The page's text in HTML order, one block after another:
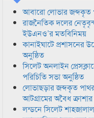
আবারো লোভার জব্দকৃত
রাজনৈতিক দলের
ইউএনও’র মতবিনিময়
কানাইঘাটে প্রশাসনের
অনুষ্ঠিত
সিলেট অনলাইন
পরিচিতি সভা অনুষ্ঠিত
লোভাছড়ার জব্দকৃত
আটগ্রামের অবৈধ
লন্ডনে সিলেট